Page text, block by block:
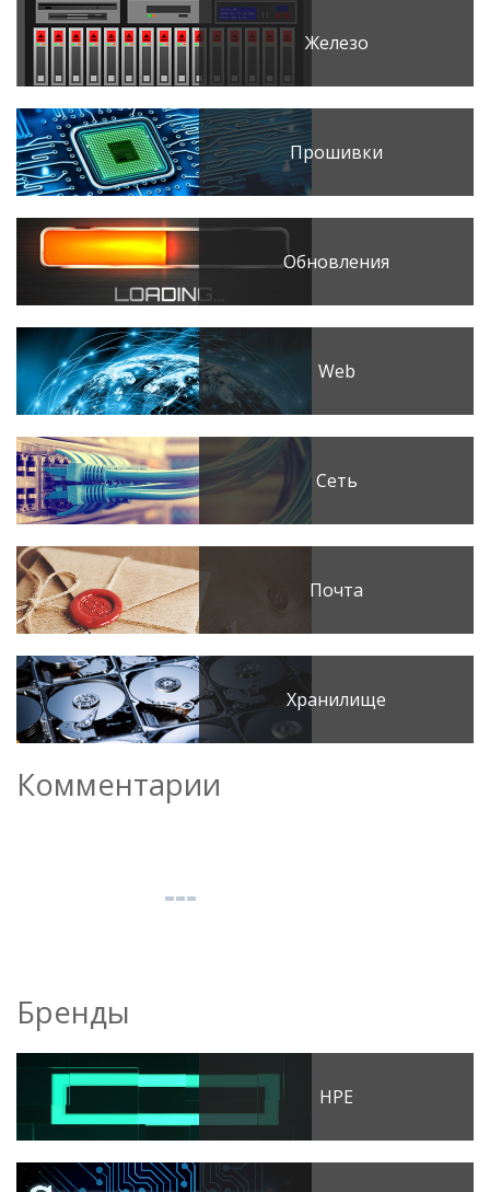
Железо
Прошивки
Обновления
Web
Сеть
Почта
Хранилище
Комментарии
Бренды
HPE